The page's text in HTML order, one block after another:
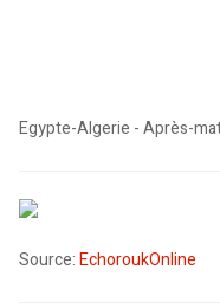
Egypte-Algerie - Après-
Source:EchoroukOnline